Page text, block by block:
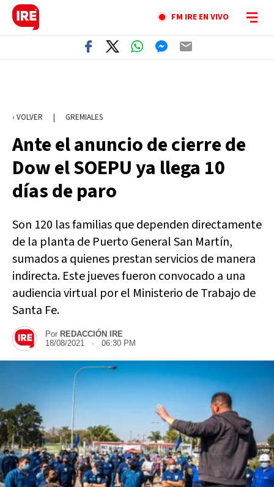
FM IRE EN VIVO
‹ VOLVER | GREMIALES
Ante el anuncio de cierre de
Dow el SOEPU ya llega 10
días de paro
Son 120 las familias que dependen directamente
de la planta de Puerto General San Martín,
sumados a quienes prestan servicios de manera
indirecta. Este jueves fueron convocado a una
audiencia virtual por el Ministerio de Trabajo de
Santa Fe.
Por REDACCIÓN IRE
18/08/2021 · 06:30 PM